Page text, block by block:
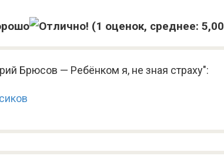
(1 оценок, среднее: 5,00
Брюсов — Ребёнком я, не зная страху":